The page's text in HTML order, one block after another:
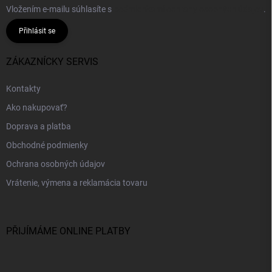
Vložením e-mailu súhlasíte s .
Přihlásit se
ZÁKAZNÍCKY SERVIS
Kontakty
Ako nakupovať?
Doprava a platba
Obchodné podmienky
Ochrana osobných údajov
Vrátenie, výmena a reklamácia tovaru
PŘIJÍMÁME ONLINE PLATBY